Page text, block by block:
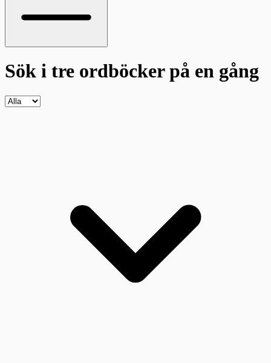
Sök i tre ordböckerpå en gång